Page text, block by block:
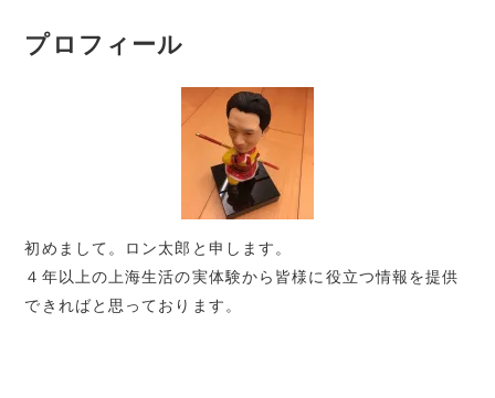
プロフィール
初めまして。ロン太郎と申します。
４年以上の上海生活の実体験から皆様に役立つ情報を提供
できればと思っております。